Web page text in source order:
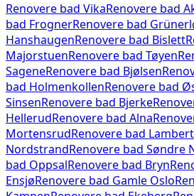
Renovere bad VikaRenovere bad
bad FrognerRenovere bad
HanshaugenRenovere bad Bislett
MajorstuenRenovere bad Tøyen
SageneRenovere bad Bjølsen
bad HolmenkollenRenovere bad
SinsenRenovere bad Bjerke
HellerudRenovere bad Alna
MortensrudRenovere bad
NordstrandRenovere bad Søndre
bad OppsalRenovere bad Bryn
EnsjøRenovere bad Gamle Oslo